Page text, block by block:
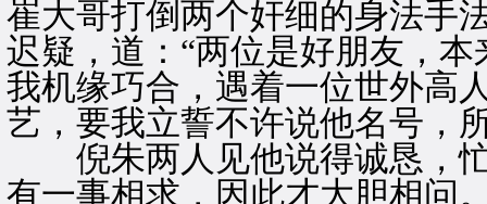
崔大哥打倒两个奸细的身法手
迟疑，道：“两位是好朋友，
我机缘巧合，遇着一位世外高
艺，要我立誓不许说他名号，
倪朱两人见他说得诚恳，忙
有一事相求，因此才大胆相问